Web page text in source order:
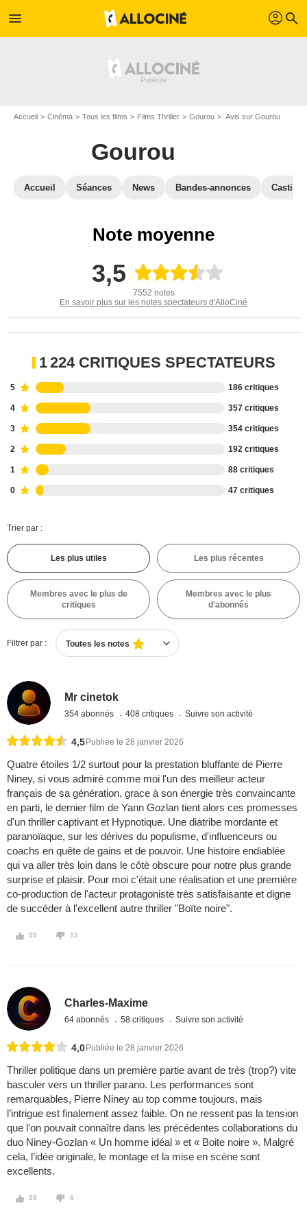
menu profil search
Accueil Cinéma Tous les films Films Thriller Gourou Avis sur Gourou
Gourou
Accueil Séances News Bandes-annonces Casting
Note moyenne
3,5
7552 notes
En savoir plus sur les notes spectateurs d'AlloCiné
1 224 CRITIQUES SPECTATEURS
5 186 critiques
4 357 critiques
3 354 critiques
2 192 critiques
1 88 critiques
0 47 critiques
Trier par :
Les plus utiles Les plus récentes
Membres avec le plus de
critiques
Membres avec le plus
d'abonnés
Filtrer par : Toutes les notes
Mr cinetok
354 abonnés 408 critiques Suivre son activité
4,5 Publiée le 28 janvier 2026
Quatre étoiles 1/2 surtout pour la prestation bluffante de Pierre
Niney, si vous admiré comme moi l'un des meilleur acteur
français de sa génération, grace à son énergie très convaincante
en parti, le dernier film de Yann Gozlan tient alors ces promesses
d'un thriller captivant et Hypnotique. Une diatribe mordante et
paranoïaque, sur les dérives du populisme, d'influenceurs ou
coachs en quête de gains et de pouvoir. Une histoire endiablée
qui va aller très loin dans le côtè obscure pour notre plus grande
surprise et plaisir. Pour moi c'était une réalisation et une première
co-production de l'acteur protagoniste très satisfaisante et digne
de succéder à l'excellent autre thriller "Boïte noire".
59 15
Charles-Maxime
64 abonnés 58 critiques Suivre son activité
4,0 Publiée le 28 janvier 2026
Thriller politique dans un première partie avant de très (trop?) vite
basculer vers un thriller parano. Les performances sont
remarquables, Pierre Niney au top comme toujours, mais
l’intrigue est finalement assez faible. On ne ressent pas la tension
que l’on pouvait connaître dans les précédentes collaborations du
duo Niney-Gozlan « Un homme idéal » et « Boite noire ». Malgré
cela, l’idée originale, le montage et la mise en scène sont
excellents.
28 6